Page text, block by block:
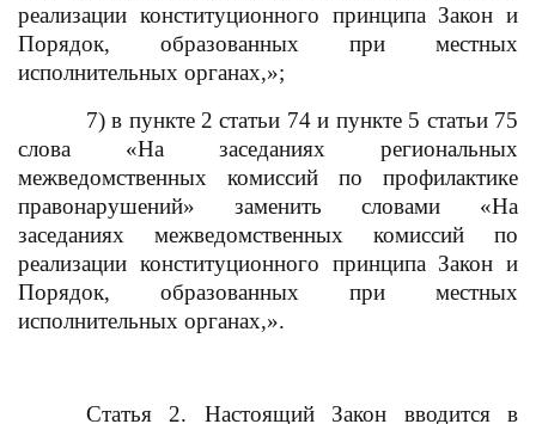
реализации конституционного принципа Закон и
Порядок, образованных при местных
исполнительных органах,»;
7) в пункте 2 статьи 74 и пункте 5 статьи 75
слова «На заседаниях региональных
межведомственных комиссий по профилактике
правонарушений» заменить словами «На
заседаниях межведомственных комиссий по
реализации конституционного принципа Закон и
Порядок, образованных при местных
исполнительных органах,».
Статья 2. Настоящий Закон вводится в